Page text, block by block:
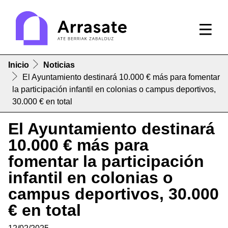
Inicio
Noticias
El Ayuntamiento destinará 10.000 € más para fomentar
la participación infantil en colonias o campus deportivos,
30.000 € en total
El Ayuntamiento destinará
10.000 € más para
fomentar la participación
infantil en colonias o
campus deportivos, 30.000
€ en total